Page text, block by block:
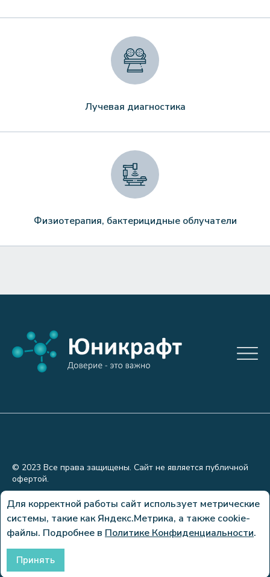
Лучевая диагностика
Физиотерапия, бактерицидные облучатели
© 2023 Все права защищены. Сайт не является публичной
офертой.
Политика конфиденциальности
Сделано в
Для корректной работы сайт использует метрические
системы, такие как Яндекс.Метрика, а также cookie-
файлы. Подробнее в Политике Конфиденциальности.
Принять